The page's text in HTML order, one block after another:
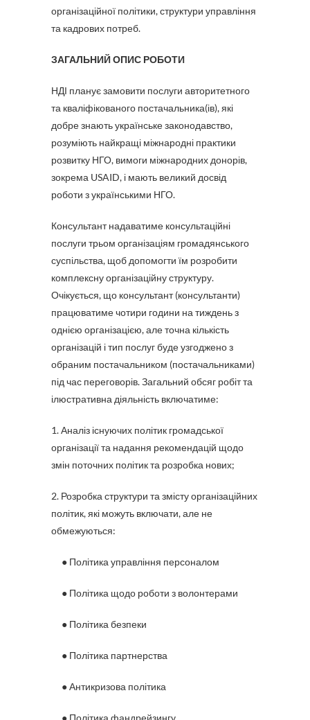
організаційної політики, структури управління
та кадрових потреб.
ЗАГАЛЬНИЙ ОПИС РОБОТИ
НДІ планує замовити послуги авторитетного
та кваліфікованого постачальника(ів), які
добре знають українське законодавство,
розуміють найкращі міжнародні практики
розвитку НГО, вимоги міжнародних донорів,
зокрема USAID, і мають великий досвід
роботи з українськими НГО.
Консультант надаватиме консультаційні
послуги трьом організаціям громадянського
суспільства, щоб допомогти їм розробити
комплексну організаційну структуру.
Очікується, що консультант (консультанти)
працюватиме чотири години на тиждень з
однією організацією, але точна кількість
організацій і тип послуг буде узгоджено з
обраним постачальником (постачальниками)
під час переговорів. Загальний обсяг робіт та
ілюстративна діяльність включатиме:
1. Аналіз існуючих політик громадської
організації та надання рекомендацій щодо
змін поточних політик та розробка нових;
2. Розробка структури та змісту організаційних
політик, які можуть включати, але не
обмежуються:
● Політика управління персоналом
● Політика щодо роботи з волонтерами
● Політика безпеки
● Політика партнерства
● Антикризова політика
● Політика фандрейзингу